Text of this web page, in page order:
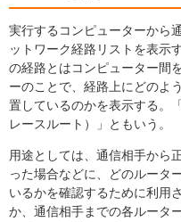
実行するコンピューターから
ットワーク経路リストを表示
の経路とはコンピューター間
ーのことで、経路上にどのよ
置しているのかを表示する。
レースルート）」ともいう。
用途としては、通信相手から
った場合などに、どのルータ
いるかを確認するために利用
か、通信相手までの各ルータ